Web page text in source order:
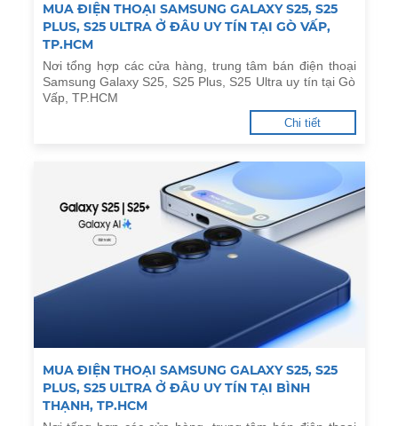
MUA ĐIỆN THOẠI SAMSUNG GALAXY S25, S25
PLUS, S25 ULTRA Ở ĐÂU UY TÍN TẠI GÒ VẤP,
TP.HCM
Nơi tổng hợp các cửa hàng, trung tâm bán điện thoại
Samsung Galaxy S25, S25 Plus, S25 Ultra uy tín tại Gò
Vấp, TP.HCM
Chi tiết
MUA ĐIỆN THOẠI SAMSUNG GALAXY S25, S25
PLUS, S25 ULTRA Ở ĐÂU UY TÍN TẠI BÌNH
THẠNH, TP.HCM